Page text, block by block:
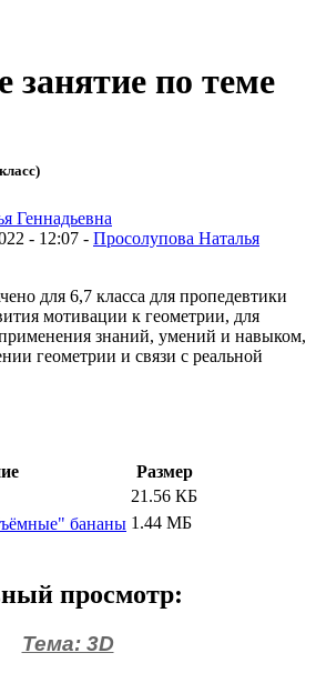
занятие по теме
- 12:07 - Просолупова Наталья
для 6,7 класса для пропедевтики
мотивации к геометрии, для
применения знаний, умений и навыком,
геометрии и связи с реальной
Размер
21.56 КБ
бананы 1.44 МБ
просмотр:
Тема: 3D